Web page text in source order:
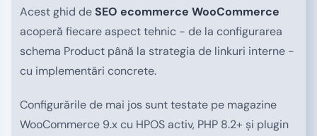
Acest ghid deSEO ecommerce WooCommerce
acoperă fiecare aspect tehnic - de la configurarea
schema Product până la strategia de linkuri interne -
cu implementări concrete.
Configurările de mai jos sunt testate pe magazine
WooCommerce 9.x cu HPOS activ, PHP 8.2+ și plugin